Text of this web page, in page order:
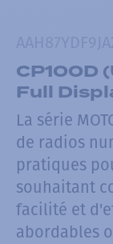
CP100D
Full
La série
de radios
pratiques
souhaitant
facilité et
abordables